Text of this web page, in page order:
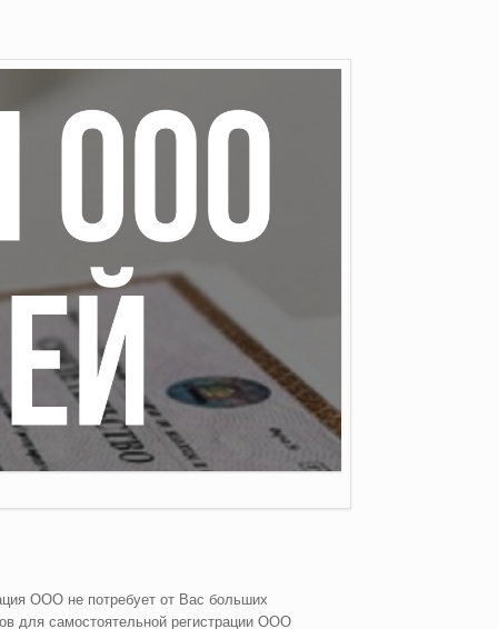
ООО не потребует от Вас больших
для самостоятельной регистрации ООО